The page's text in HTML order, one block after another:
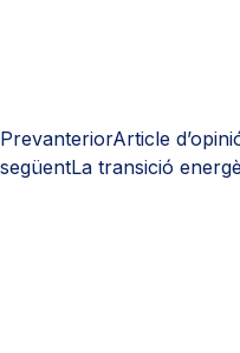
PrevanteriorArticle
següentLa transició